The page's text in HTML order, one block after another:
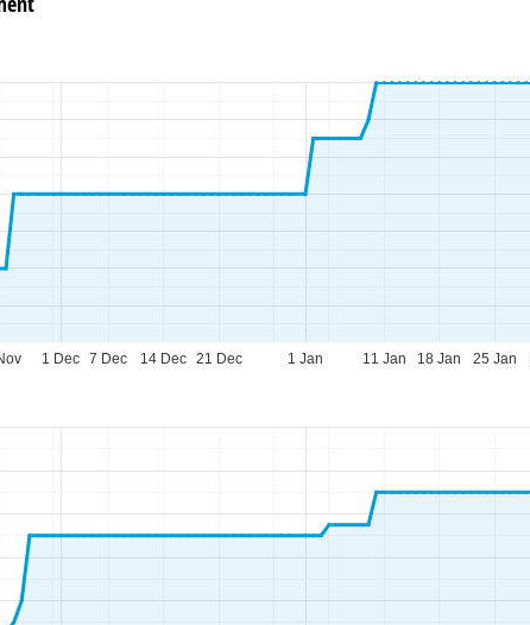
Horaires d'ouverture
Lun.-Jeu. :
Ven. :
1 Dec 1 Jan
7 Dec 14 Dec 21 Dec 11 Jan 18 Jan 25 Jan